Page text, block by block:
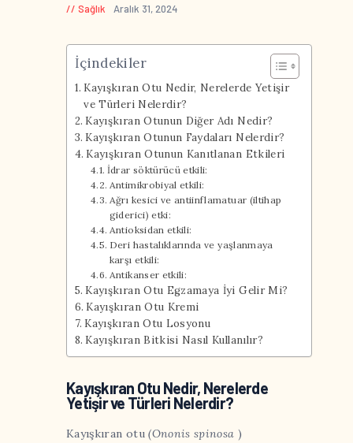
Sağlık Aralık 31, 2024
İçindekiler
Kayışkıran Otu Nedir, Nerelerde Yetişir
ve Türleri Nelerdir?
Kayışkıran Otunun Diğer Adı Nedir?
Kayışkıran Otunun Faydaları Nelerdir?
Kayışkıran Otunun Kanıtlanan Etkileri
İdrar söktürücü etkili:
Antimikrobiyal etkili:
Ağrı kesici ve antiinflamatuar (iltihap
giderici) etki:
Antioksidan etkili:
Deri hastalıklarında ve yaşlanmaya
karşı etkili:
Antikanser etkili:
Kayışkıran Otu Egzamaya İyi Gelir Mi?
Kayışkıran Otu Kremi
Kayışkıran Otu Losyonu
Kayışkıran Bitkisi Nasıl Kullanılır?
Kayışkıran Otu Nedir, Nerelerde
Yetişir ve Türleri Nelerdir?
Kayışkıran otu(Ononis spinosa )